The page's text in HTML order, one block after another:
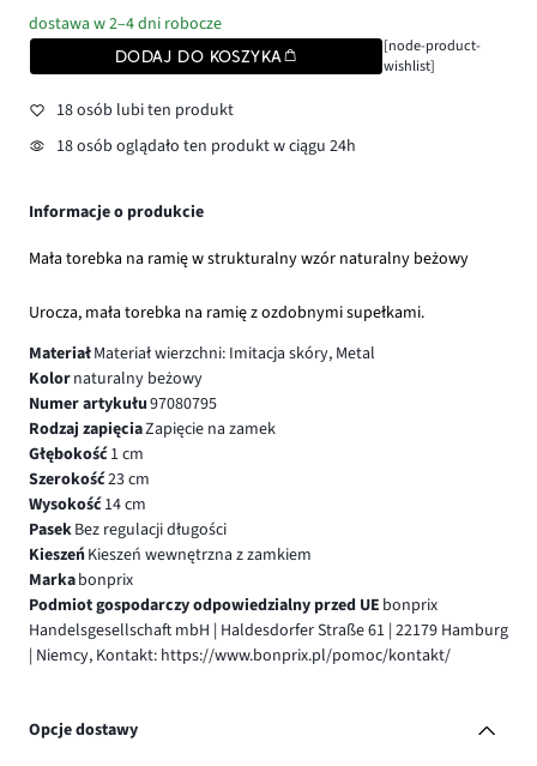
dostawa w 2–4 dni robocze
DODAJ DO KOSZYKA
[node-product-
wishlist]
18 osób lubi ten produkt
18 osób oglądało ten produkt w ciągu 24h
Informacje o produkcie
Mała torebka na ramię w strukturalny wzór naturalny beżowy
Urocza, mała torebka na ramię z ozdobnymi supełkami.
MateriałMateriał wierzchni: Imitacja skóry, Metal
Kolornaturalny beżowy
Numer artykułu97080795
Rodzaj zapięciaZapięcie na zamek
Głębokość1 cm
Szerokość23 cm
Wysokość14 cm
PasekBez regulacji długości
KieszeńKieszeń wewnętrzna z zamkiem
Markabonprix
Podmiot gospodarczy odpowiedzialny przed UE bonprix
Handelsgesellschaft mbH | Haldesdorfer Straße 61 | 22179 Hamburg
| Niemcy, Kontakt: https://www.bonprix.pl/pomoc/kontakt/
Opcje dostawy